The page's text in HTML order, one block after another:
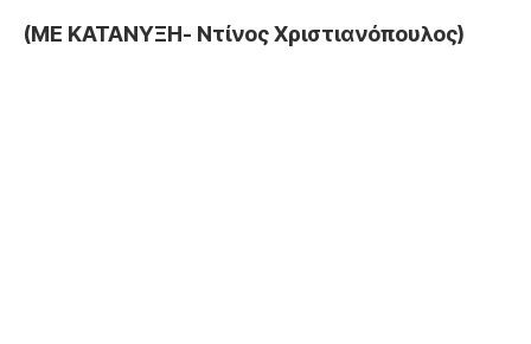
(ΜΕ ΚΑΤΑΝΥΞΗ- Ντίνος Χριστιανόπουλος)